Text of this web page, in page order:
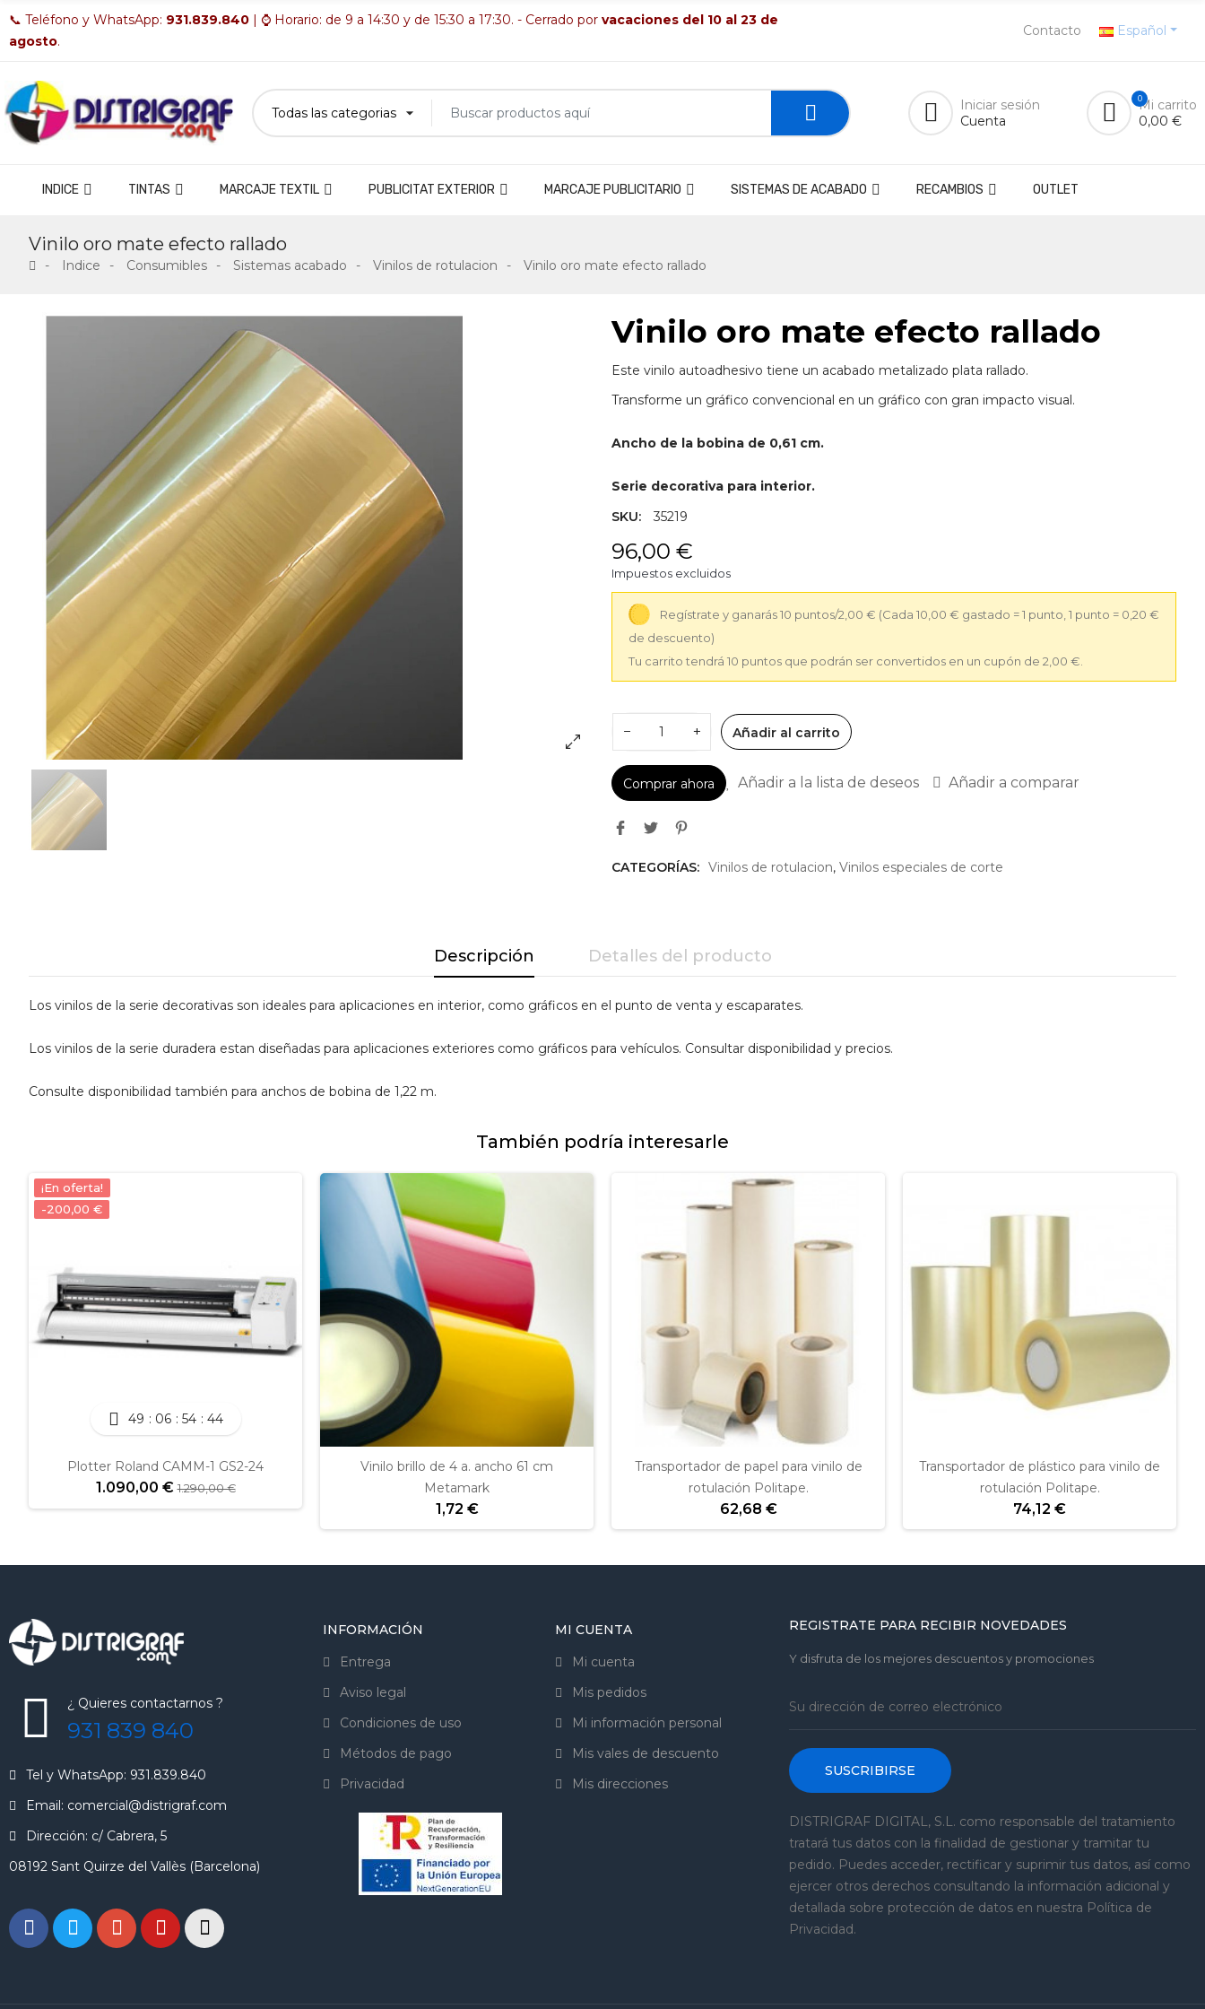
📞 Teléfono y WhatsApp: 931.839.840 | ⌚ Horario: de 9 a 14:30 y de 15:30 a 17:30. - Cerrado por vacaciones del 10 al 23 de
agosto.
Contacto Español
Iniciar sesión
Cuenta
0Mi carrito
0,00 €
INDICE TINTAS MARCAJE TEXTIL PUBLICITAT EXTERIOR MARCAJE PUBLICITARIO SISTEMAS DE ACABADO RECAMBIOS OUTLET
Vinilo oro mate efecto rallado
Indice Consumibles Sistemas acabado Vinilos de rotulacion Vinilo oro mate efecto rallado
Vinilo oro mate efecto rallado
Este vinilo autoadhesivo tiene un acabado metalizado plata rallado.
Transforme un gráfico convencional en un gráfico con gran impacto visual.
Ancho de la bobina de 0,61 cm.
Serie decorativa para interior.
SKU:
35219
96,00 €
Impuestos excluidos
Regístrate y ganarás 10 puntos/2,00 € (Cada 10,00 € gastado = 1 punto, 1 punto = 0,20 €
de descuento)
Tu carrito tendrá 10 puntos que podrán ser convertidos en un cupón de 2,00 €.
− + Añadir al carrito
Comprar ahora Añadir a la lista de deseos Añadir a comparar
CATEGORÍAS: Vinilos de rotulacion, Vinilos especiales de corte
Descripción Detalles del producto
Los vinilos de la serie decorativas son ideales para aplicaciones en interior, como gráficos en el punto de venta y escaparates.
Los vinilos de la serie duradera estan diseñadas para aplicaciones exteriores como gráficos para vehículos. Consultar disponibilidad y precios.
Consulte disponibilidad también para anchos de bobina de 1,22 m.
También podría interesarle
¡En oferta!
-200,00 €
49 06 54 44
Plotter Roland CAMM-1 GS2-24
1.090,00 €1.290,00 €
Vinilo brillo de 4 a. ancho 61 cm
Metamark
1,72 €
Transportador de papel para vinilo de
rotulación Politape.
62,68 €
Transportador de plástico para vinilo de
rotulación Politape.
74,12 €
¿ Quieres contactarnos ?
931 839 840
Tel y WhatsApp: 931.839.840
Email: comercial@distrigraf.com
Dirección: c/ Cabrera, 5
08192 Sant Quirze del Vallès (Barcelona)
INFORMACIÓN
Entrega
Aviso legal
Condiciones de uso
Métodos de pago
Privacidad
MI CUENTA
Mi cuenta
Mis pedidos
Mi información personal
Mis vales de descuento
Mis direcciones
REGISTRATE PARA RECIBIR NOVEDADES
Y disfruta de los mejores descuentos y promociones
SUSCRIBIRSE
DISTRIGRAF DIGITAL, S.L. como responsable del tratamiento
tratará tus datos con la finalidad de gestionar y tramitar tu
pedido. Puedes acceder, rectificar y suprimir tus datos, así como
ejercer otros derechos consultando la información adicional y
detallada sobre protección de datos en nuestra Política de
Privacidad.